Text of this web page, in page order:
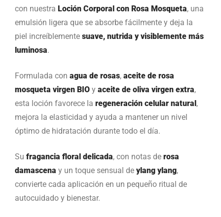
con nuestra Loción Corporal con Rosa Mosqueta, una
emulsión ligera que se absorbe fácilmente y deja la
piel increíblemente suave, nutrida y visiblemente más
luminosa.
Formulada con agua de rosas, aceite de rosa
mosqueta virgen BIO y aceite de oliva virgen extra,
esta loción favorece la regeneración celular natural,
mejora la elasticidad y ayuda a mantener un nivel
óptimo de hidratación durante todo el día.
Su fragancia floral delicada, con notas de rosa
damascena y un toque sensual de ylang ylang,
convierte cada aplicación en un pequeño ritual de
autocuidado y bienestar.